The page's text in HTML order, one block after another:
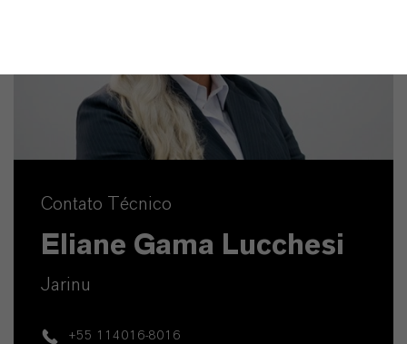
Contato Técnico
Eliane Gama Lucchesi
Jarinu
+55 114016-8016